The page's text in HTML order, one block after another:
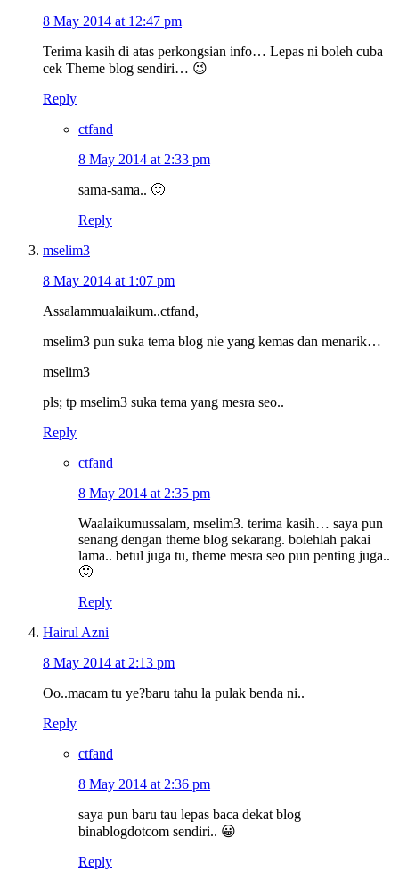
8 May 2014 at 12:47 pm
Terima kasih di atas perkongsian info… Lepas ni boleh cuba
cek Theme blog sendiri… 😉
Reply
ctfand
8 May 2014 at 2:33 pm
sama-sama.. 🙂
Reply
mselim3
8 May 2014 at 1:07 pm
Assalammualaikum..ctfand,
mselim3 pun suka tema blog nie yang kemas dan menarik…
mselim3
pls; tp mselim3 suka tema yang mesra seo..
Reply
ctfand
8 May 2014 at 2:35 pm
Waalaikumussalam, mselim3. terima kasih… saya pun
senang dengan theme blog sekarang. bolehlah pakai
lama.. betul juga tu, theme mesra seo pun penting juga..
🙂
Reply
Hairul Azni
8 May 2014 at 2:13 pm
Oo..macam tu ye?baru tahu la pulak benda ni..
Reply
ctfand
8 May 2014 at 2:36 pm
saya pun baru tau lepas baca dekat blog
binablogdotcom sendiri.. 😀
Reply